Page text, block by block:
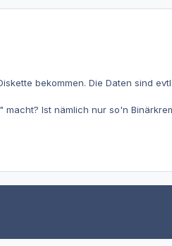
bekommen. Die Daten sind
Ist nämlich nur so'n